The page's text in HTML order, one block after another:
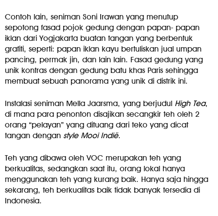
Contoh lain, seniman Soni Irawan yang menutup
sepotong fasad pojok gedung dengan papan- papan
iklan dari Yogjakarta buatan tangan yang berbentuk
grafiti, seperti: papan iklan kayu bertuliskan jual umpan
pancing, permak jin, dan lain lain. Fasad gedung yang
unik kontras dengan gedung batu khas Paris sehingga
membuat sebuah panorama yang unik di distrik ini.
Instalasi seniman Mella Jaarsma, yang berjudul High Tea,
di mana para penonton disajikan secangkir teh oleh 2
orang “pelayan” yang dituang dari teko yang dicat
tangan dengan style Mooi Indië.
Teh yang dibawa oleh VOC merupakan teh yang
berkualitas, sedangkan saat itu, orang lokal hanya
menggunakan teh yang kurang baik. Hanya saja hingga
sekarang, teh berkualitas baik tidak banyak tersedia di
Indonesia.